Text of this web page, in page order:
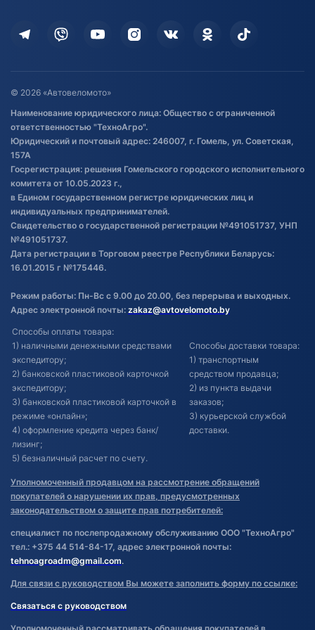
Дополнительные услуги
Оставить отзыв
Договор публичной оферты
Обработка файлов cookie
Постановка транспорта на учет
Обновления в ЭПТС 2024
© 2026 «Автовеломото»
Наименование юридического лица: Общество с ограниченной
ответственностью "ТехноАгро".
Юридический и почтовый адрес: 246007, г. Гомель, ул. Советская,
157А
Госрегистрация: решения Гомельского городского исполнительного
комитета от 10.05.2023 г.,
в Едином государственном регистре юридических лиц и
индивидуальных предпринимателей.
Свидетельство о государственной регистрации №491051737, УНП
№491051737.
Дата регистрации в Торговом реестре Республики Беларусь:
16.01.2015 г №175446.
Режим работы: Пн-Вс с 9.00 до 20.00, без перерыва и выходных.
Адрес электронной почты: zakaz@avtovelomoto.by
Способы оплаты товара:
1) наличными денежными средствами
экспедитору;
2) банковской пластиковой карточкой
экспедитору;
3) банковской пластиковой карточкой в
режиме «онлайн»;
4) оформление кредита через банк/
лизинг;
5) безналичный расчет по счету.
Способы доставки товара:
1) транспортным
средством продавца;
2) из пункта выдачи
заказов;
3) курьерской службой
доставки.
Уполномоченный продавцом на рассмотрение обращений
покупателей о нарушении их прав, предусмотренных
законодательством о защите прав потребителей:
специалист по послепродажному обслуживанию ООО "ТехноАгро"
тел.: +375 44 514-84-17, адрес электронной почты:
tehnoagroadm@gmail.com.
Для связи с руководством Вы можете заполнить форму по ссылке:
Связаться с руководством